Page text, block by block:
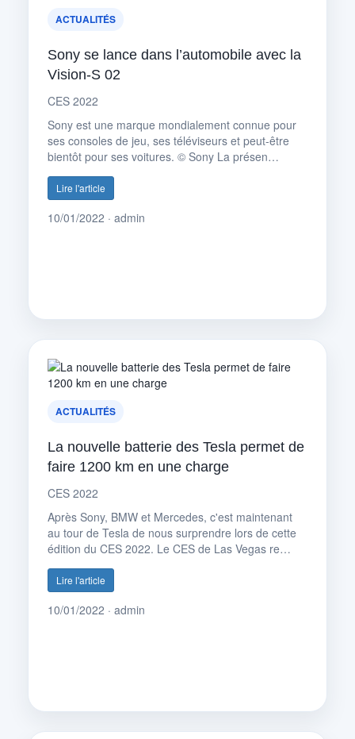
ACTUALITÉS
Sony se lance dans l’automobile avec la
Vision-S 02
CES 2022
Sony est une marque mondialement connue pour
ses consoles de jeu, ses téléviseurs et peut-être
bientôt pour ses voitures. © Sony La présen…
Lire l'article
10/01/2022 · admin
ACTUALITÉS
La nouvelle batterie des Tesla permet de
faire 1200 km en une charge
CES 2022
Après Sony, BMW et Mercedes, c'est maintenant
au tour de Tesla de nous surprendre lors de cette
édition du CES 2022. Le CES de Las Vegas re…
Lire l'article
10/01/2022 · admin